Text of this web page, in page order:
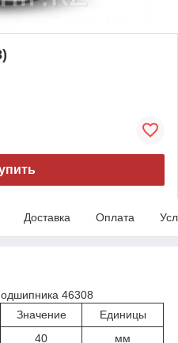
Доставка Оплата
46308
Значение
Единицы
40 мм